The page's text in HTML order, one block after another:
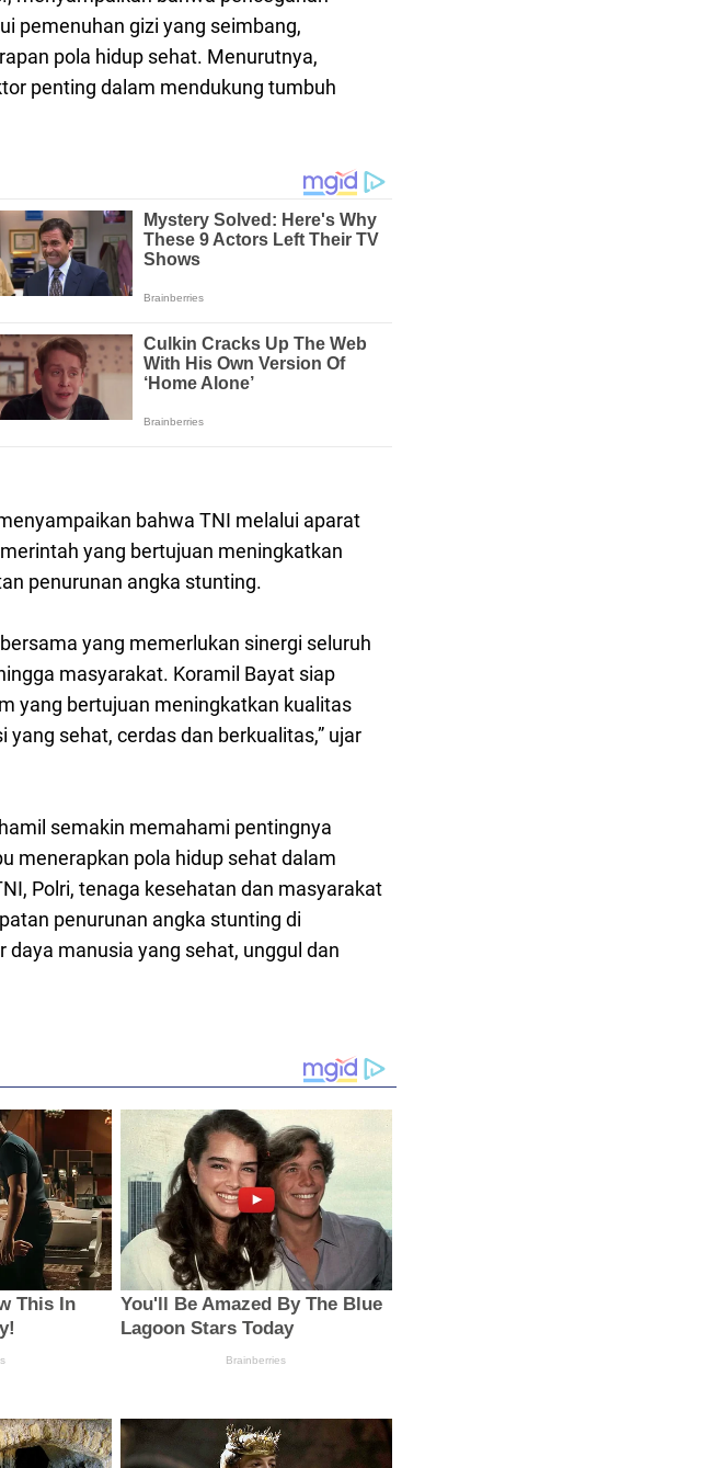
pemenuhan gizi yang seimbang,
pola hidup sehat. Menurutnya,
penting dalam mendukung tumbuh
bahwa TNI melalui aparat
yang bertujuan meningkatkan
penurunan angka stunting.
yang memerlukan sinergi seluruh
masyarakat. Koramil Bayat siap
yang bertujuan meningkatkan kualitas
sehat, cerdas dan berkualitas,” ujar
semakin memahami pentingnya
menerapkan pola hidup sehat dalam
Polri, tenaga kesehatan dan masyarakat
penurunan angka stunting di
manusia yang sehat, unggul dan